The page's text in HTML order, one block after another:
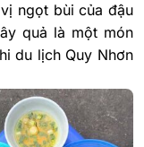
ngọt bùi của đậu
quả là một món
du lịch Quy Nhơn